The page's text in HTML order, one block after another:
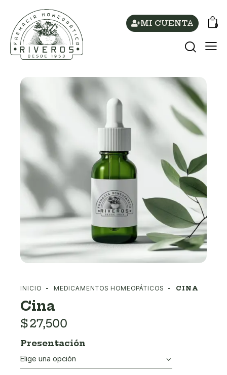
MI CUENTA 0
INICIO MEDICAMENTOS HOMEOPÁTICOS CINA
Cina
$27,500
Presentación